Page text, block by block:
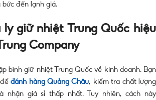
đến lạnh giá.
ly giữ nhiệt Trung Quốc hiệu
Company
bình giữ nhiệt Trung Quốc về kinh doanh. Bạn
đểđánh hàng Quảng Châu , kiểm tra chất lượng
nhận giá sỉ thấp nhất. Tuy nhiên, cách này